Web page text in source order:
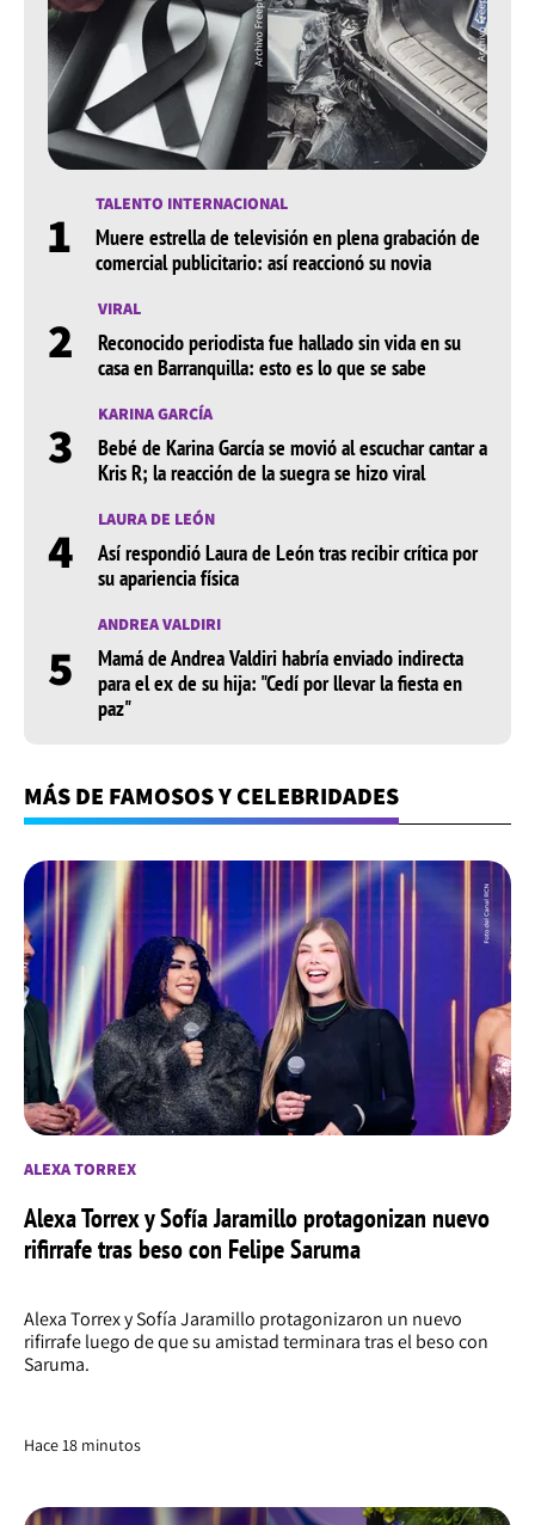
1 TALENTO INTERNACIONAL
Muere estrella de televisión en plena grabación de
comercial publicitario: así reaccionó su novia
2 VIRAL
Reconocido periodista fue hallado sin vida en su
casa en Barranquilla: esto es lo que se sabe
3 KARINA GARCÍA
Bebé de Karina García se movió al escuchar cantar a
Kris R; la reacción de la suegra se hizo viral
4 LAURA DE LEÓN
Así respondió Laura de León tras recibir crítica por
su apariencia física
5
ANDREA VALDIRI
Mamá de Andrea Valdiri habría enviado indirecta
para el ex de su hija: "Cedí por llevar la fiesta en
paz"
MÁS DE FAMOSOS Y CELEBRIDADES
ALEXA TORREX
Alexa Torrex y Sofía Jaramillo protagonizan nuevo
rifirrafe tras beso con Felipe Saruma
Alexa Torrex y Sofía Jaramillo protagonizaron un nuevo
rifirrafe luego de que su amistad terminara tras el beso con
Saruma.
Hace 18 minutos